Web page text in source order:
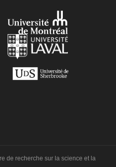
de recherche sur la science et la